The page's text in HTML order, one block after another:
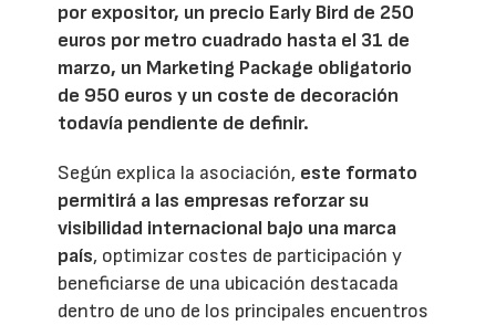
por expositor, un precio Early Bird de 250
euros por metro cuadrado hasta el 31 de
marzo, un Marketing Package obligatorio
de 950 euros y un coste de decoración
todavía pendiente de definir.
Según explica la asociación, este formato
permitirá a las empresas reforzar su
visibilidad internacional bajo una marca
país, optimizar costes de participación y
beneficiarse de una ubicación destacada
dentro de uno de los principales encuentros